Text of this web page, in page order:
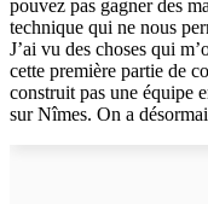
pouvez pas gagner des
technique qui ne nous
J’ai vu des choses qui
cette première partie de
construit pas une équipe
sur Nîmes. On a